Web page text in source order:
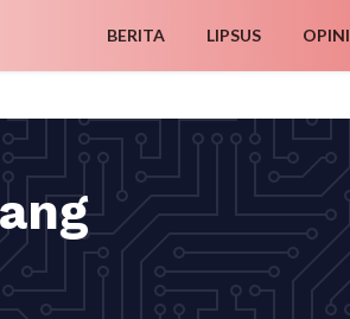
BERITA LIPSUS OPINI